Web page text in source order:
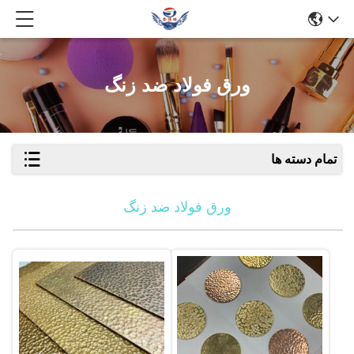
ورق فولاد ضد زنگ
تمام دسته ها
ورق فولاد ضد زنگ